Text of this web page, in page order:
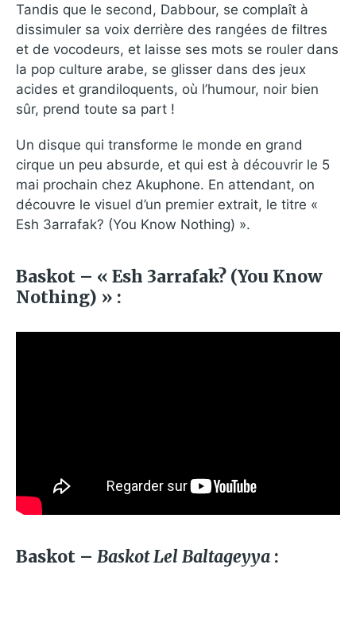
Tandis que le second, Dabbour, se complaît à
dissimuler sa voix derrière des rangées de filtres
et de vocodeurs, et laisse ses mots se rouler dans
la pop culture arabe, se glisser dans des jeux
acides et grandiloquents, où l’humour, noir bien
sûr, prend toute sa part !
Un disque qui transforme le monde en grand
cirque un peu absurde, et qui est à découvrir le 5
mai prochain chez Akuphone. En attendant, on
découvre le visuel d’un premier extrait, le titre «
Esh 3arrafak? (You Know Nothing) ».
Baskot – « Esh 3arrafak? (You Know
Nothing) » :
Baskot – Baskot Lel Baltageyya :